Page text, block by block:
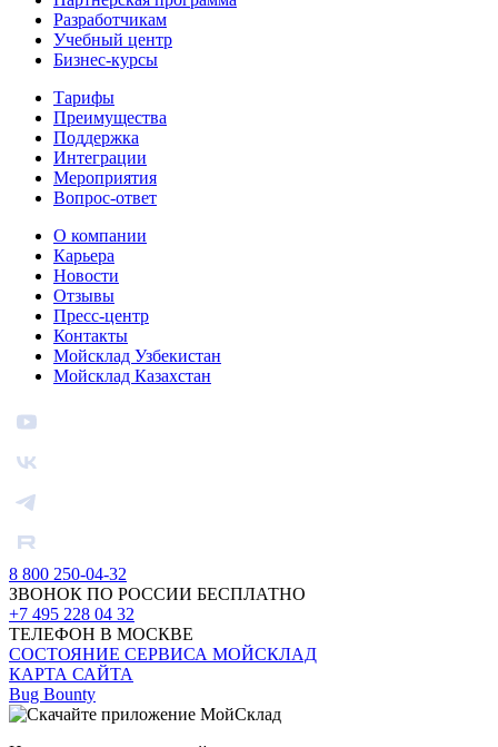
Разработчикам
Учебный центр
Бизнес‑курсы
Тарифы
Преимущества
Поддержка
Интеграции
Мероприятия
Вопрос-ответ
О компании
Карьера
Новости
Отзывы
Пресс-центр
Контакты
Мойсклад Узбекистан
Мойсклад Казахстан
8 800 250-04-32
ЗВОНОК ПО РОССИИ БЕСПЛАТНО
+7 495 228 04 32
ТЕЛЕФОН В МОСКВЕ
СОСТОЯНИЕ СЕРВИСА МОЙСКЛАД
КАРТА САЙТА
Bug Bounty